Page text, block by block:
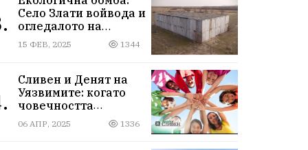
Село Злати войвода и
огледалото на
управлението
15 ФЕВ, 2025 1344
Сливен и Денят на
Уязвимите: когато
човечността
надмогва
предразсъдъците
06 АПР, 2025 1336